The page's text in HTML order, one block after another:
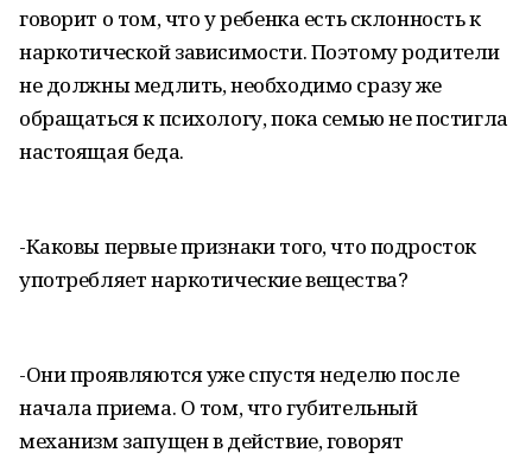
говорит о том, что у ребенка есть склонность к
наркотической зависимости. Поэтому родители
не должны медлить, необходимо сразу же
обращаться к психологу, пока семью не постигла
настоящая беда.
-Каковы первые признаки того, что подросток
употребляет наркотические вещества?
-Они проявляются уже спустя неделю после
начала приема. О том, что губительный
механизм запущен в действие, говорят